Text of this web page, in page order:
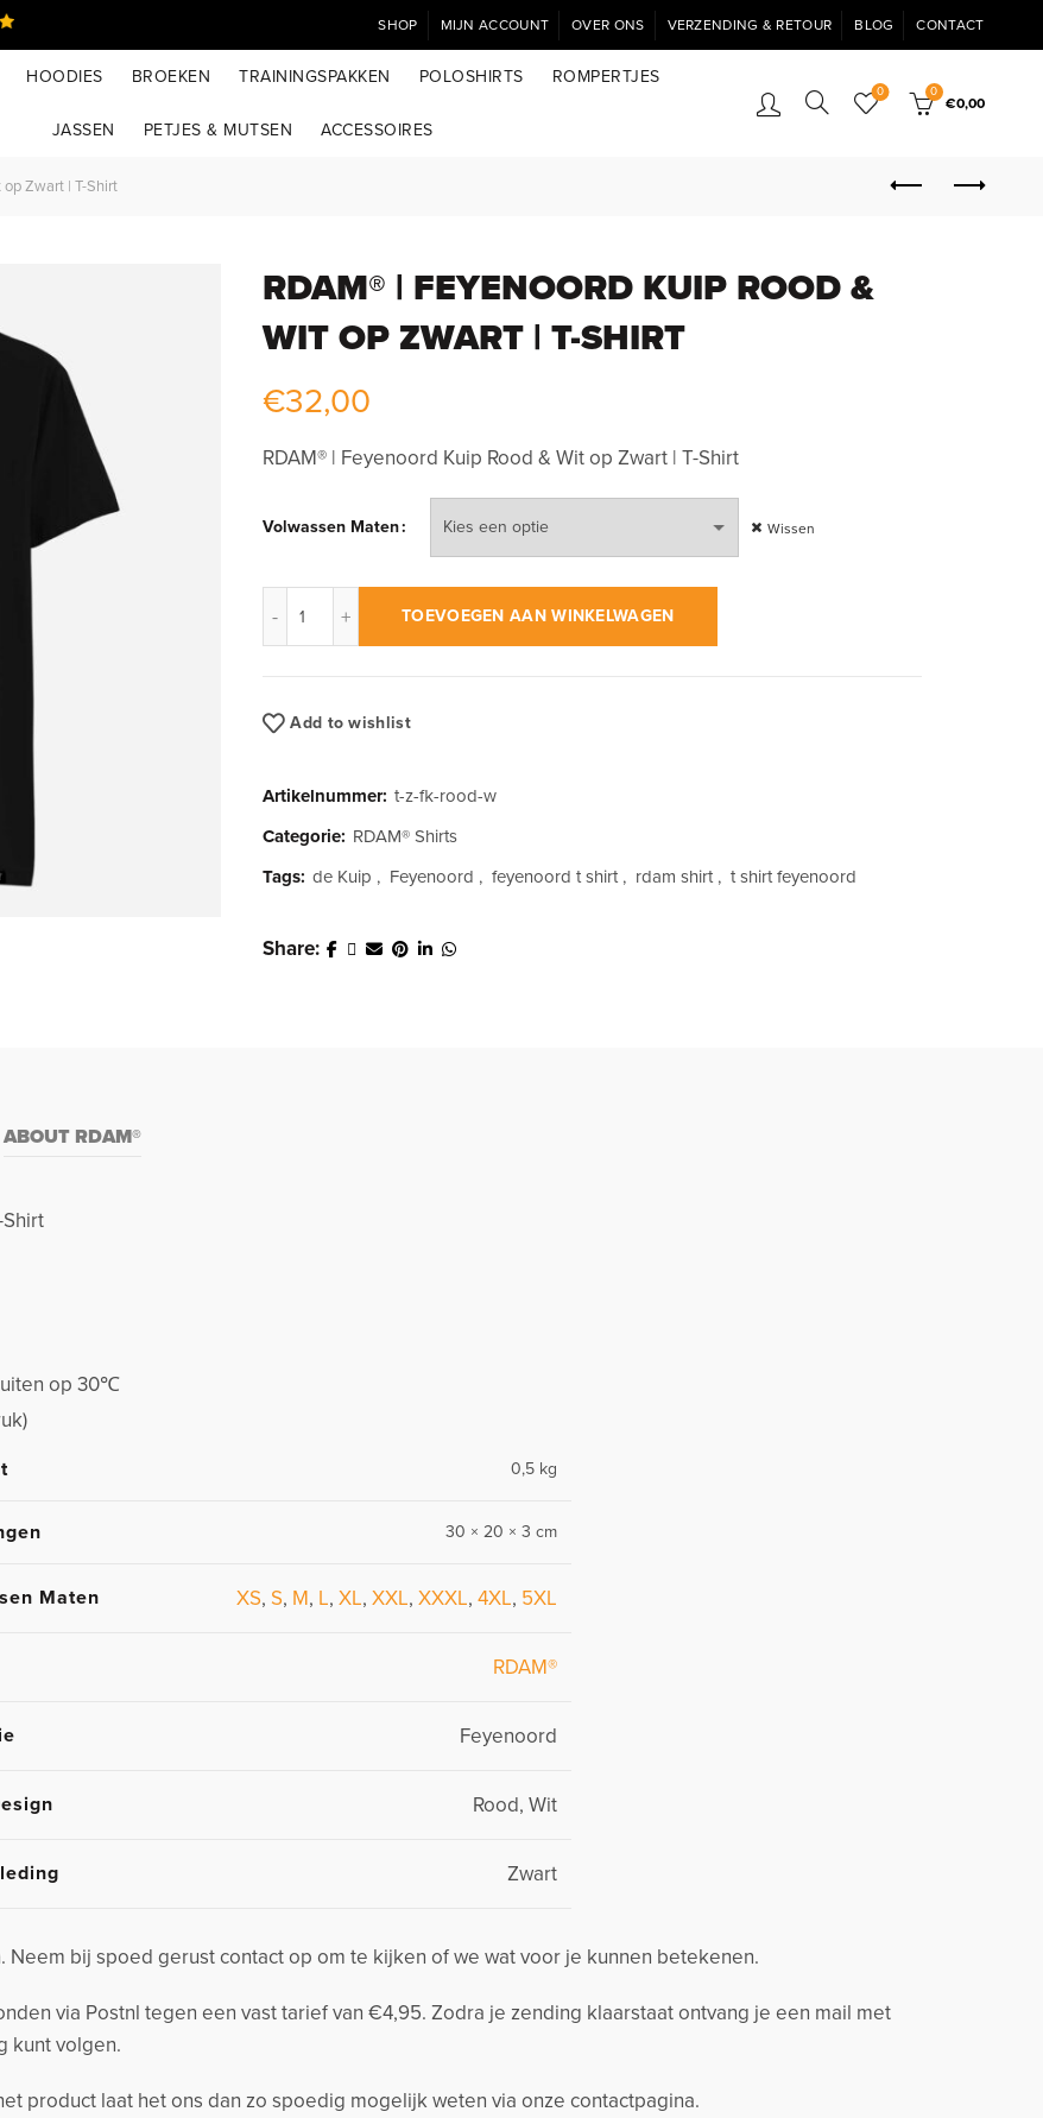
SHOP MIJN ACCOUNT OVER ONS VERZENDING & RETOUR BLOG CONTACT
HOODIES BROEKEN TRAININGSPAKKEN POLOSHIRTS ROMPERTJES
JASSEN PETJES & MUTSEN ACCESSOIRES
0 0
€0,00
op Zwart | T-Shirt
RDAM® | FEYENOORD KUIP ROOD &
WIT OP ZWART | T-SHIRT
€32,00
RDAM® | Feyenoord Kuip Rood & Wit op Zwart | T-Shirt
Volwassen Maten Wissen
TOEVOEGEN AAN WINKELWAGEN
Add to wishlist
Artikelnummer: t-z-fk-rood-w
Categorie: RDAM® Shirts
Tags: de Kuip , Feyenoord , feyenoord t shirt , rdam shirt , t shirt feyenoord
Share
ABOUT RDAM®
op 30℃
0,5 kg
30 × 20 × 3 cm
Maten XS, S, M, L, XL, XXL, XXXL, 4XL, 5XL
RDAM®
Feyenoord
Rood, Wit
Zwart
bij spoed gerust contact op om te kijken of we wat voor je kunnen betekenen.
via Postnl tegen een vast tarief van €4,95. Zodra je zending klaarstaat ontvang je een mail met
kunt volgen.
product laat het ons dan zo spoedig mogelijk weten via onze contactpagina.